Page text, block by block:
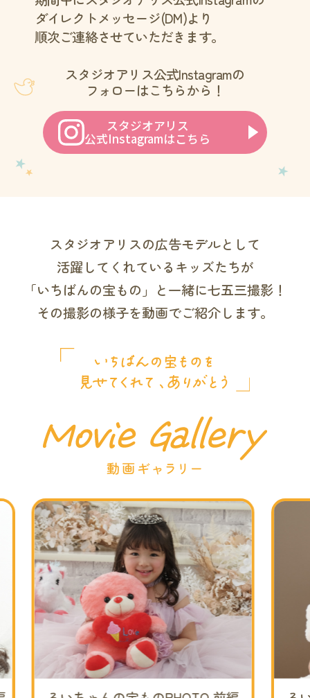
ダイレクトメッセージ(DM)より
順次ご連絡させていただきます。
スタジオアリス公式Instagramの
フォローはこちらから！
スタジオアリス
公式Instagramはこちら
スタジオアリスの広告モデルとして
活躍してくれているキッズたちが
「いちばんの宝もの」と一緒に七五三撮影！
その撮影の様子を動画でご紹介します。